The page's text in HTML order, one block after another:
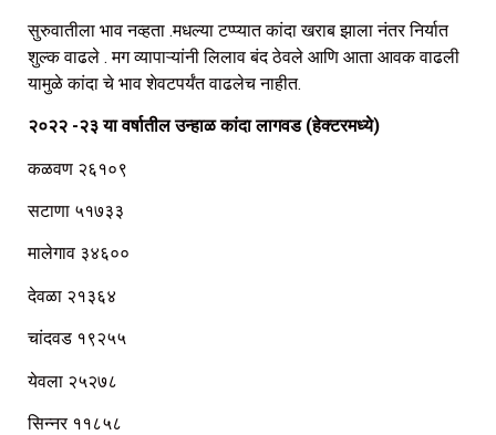
सुरुवातीला भाव नव्हता .मधल्या टप्प्यात कांदा खराब झाला नंतर निर्यात
शुल्क वाढले . मग व्यापाऱ्यांनी लिलाव बंद ठेवले आणि आता आवक वाढली
यामुळे कांदा चे भाव शेवटपर्यंत वाढलेच नाहीत.
२०२२ -२३ या वर्षातील उन्हाळ कांदा लागवड (हेक्टरमध्ये)
कळवण २६१०९
सटाणा ५१७३३
मालेगाव ३४६००
देवळा २१३६४
चांदवड १९२५५
येवला २५२७८
सिन्नर ११८५८